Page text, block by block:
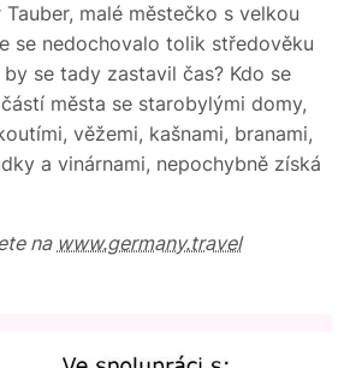
malé městečko s velkou
se nedochovalo tolik středověku
se tady zastavil čas? Kdo se
města se starobylými domy,
věžemi, kašnami, branami,
a vinárnami, nepochybně získá
na www.germany.travel